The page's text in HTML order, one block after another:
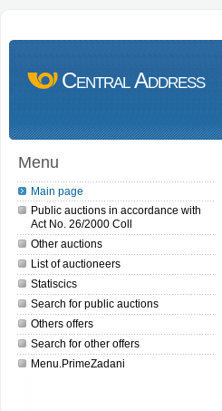
Central Address
Menu
Main page
Public auctions in accordance with
Act No. 26/2000 Coll
Other auctions
List of auctioneers
Statiscics
Search for public auctions
Others offers
Search for other offers
Menu.PrimeZadani